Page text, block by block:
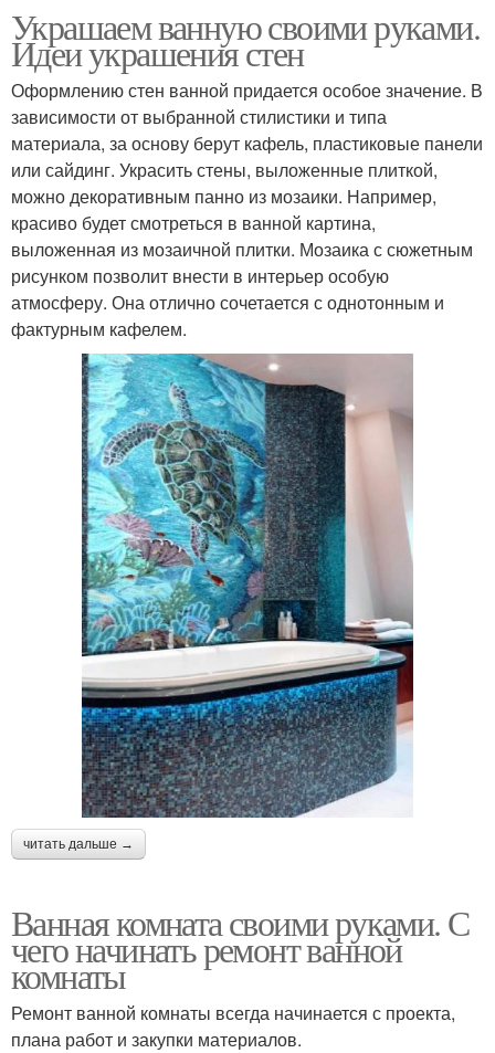
Украшаем ванную своими руками.
Идеи украшения стен
Оформлению стен ванной придается особое значение. В
зависимости от выбранной стилистики и типа
материала, за основу берут кафель, пластиковые панели
или сайдинг. Украсить стены, выложенные плиткой,
можно декоративным панно из мозаики. Например,
красиво будет смотреться в ванной картина,
выложенная из мозаичной плитки. Мозаика с сюжетным
рисунком позволит внести в интерьер особую
атмосферу. Она отлично сочетается с однотонным и
фактурным кафелем.
читать дальше →
Ванная комната своими руками. С
чего начинать ремонт ванной
комнаты
Ремонт ванной комнаты всегда начинается с проекта,
плана работ и закупки материалов.